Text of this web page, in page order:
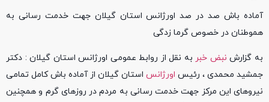
آماده باش صد در صد اورژانس استان گیلان جهت خدمت رسانی به
هموطنان در خصوص گرما زدگی
به گزارش نبض خبر به نقل از روابط عمومی اورژانس استان گیلان : دکتر
جمشید محمدی ، رئیس اورژانس استان گیلان از آماده باش کامل تمامی
نیروهای این مرکز جهت خدمت رسانی به مردم در روزهای گرم و همچنین